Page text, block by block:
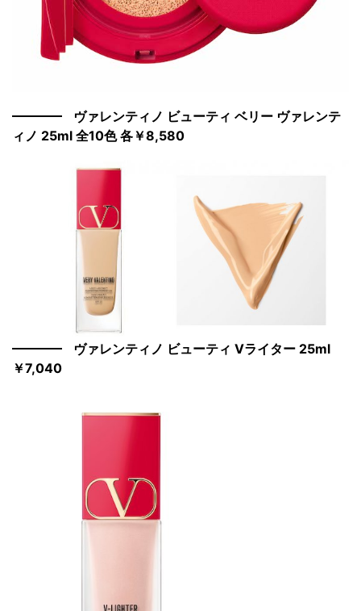
ヴァレンティノ ビューティ ベリー ヴァレンテ
ィノ 25ml 全10色 各￥8,580
ヴァレンティノ ビューティ Vライター 25ml
￥7,040